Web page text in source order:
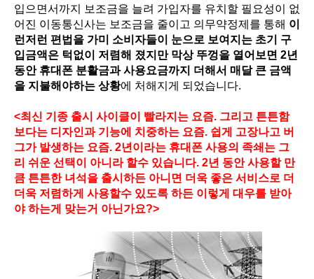
입으면서까지 보조금을 늘려 가입자를 유치할 필요성이 없
어진 이동통신사는 보조금을 줄이고 의무약정제를 통해 이
런저런 편법을 가미 소비자들이 눈으로 보여지는 초기 구
입금액은 턱없이 저렴해 졌지만 막상 뚜껑을 열어보면 2년
동안 휴대폰 분활금과 사용요금까지 더해서 매달 큰 금액
을 지불해야하는 상황에 처해지게 되었습니다.
<최신 기종 출시 사이클이 빨라지는 요즘. 그리고 튼튼함
보다는 디자인과 기능에 치중하는 요즘. 쉽게 고장나고 버
그가 발생하는 요즘. 2년이라는 휴대폰 사용의 족쇄는 그
리 쉬운 선택이 아니라 할수 있습니다. 2년 동안 사용할 만
큼 튼튼한 녀석을 출시하든 아니면 더욱 좋은 서비스로 더
더욱 저렴하게 사용할수 있도록 하든 이렇게 대우를 받아
야 하는게 맞는거 아닌가요?>